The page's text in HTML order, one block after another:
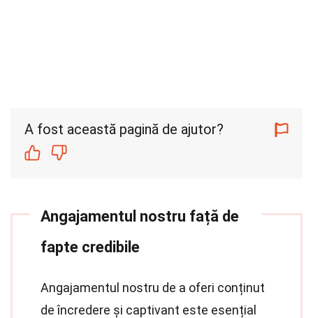
A fost această pagină de ajutor?
Angajamentul nostru față de
fapte credibile
Angajamentul nostru de a oferi conținut
de încredere și captivant este esențial